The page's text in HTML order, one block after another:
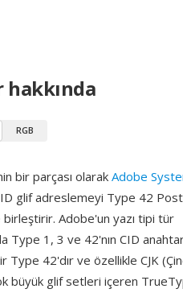
RGB
bir parçası olarak Adobe
glif adreslemeyi Type 42
birleştirir. Adobe'un yazı tipi tür
1, 3 ve 42'nın CID anahtarlı
42'dır ve özellikle CJK
büyük glif setleri içeren